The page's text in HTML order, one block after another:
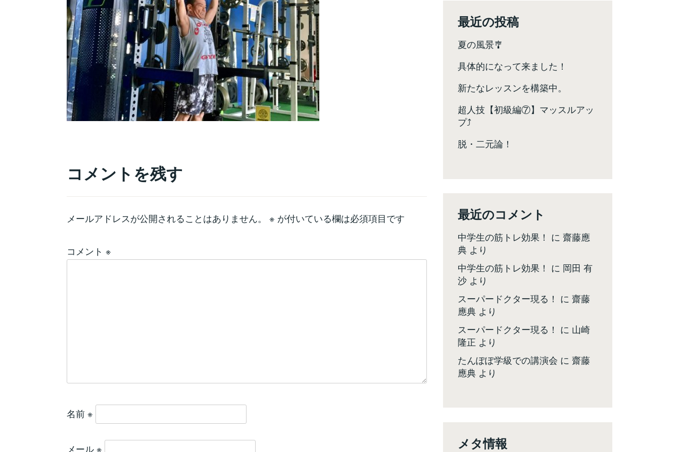
コメントを残す
メールアドレスが公開されることはありません。 ※ が付いている欄は必須項目です
コメント ※
名前 ※
メール ※
最近の投稿
夏の風景🎐
具体的になって来ました！
新たなレッスンを構築中。
超人技【初級編⑦】マッスルアッ
プ⤴️
脱・二元論！
最近のコメント
中学生の筋トレ効果！ に 齋藤應
典 より
中学生の筋トレ効果！ に 岡田 有
沙 より
スーパードクター現る！ に 齋藤
應典 より
スーパードクター現る！ に 山崎
隆正 より
たんぽぽ学級での講演会 に 齋藤
應典 より
メタ情報